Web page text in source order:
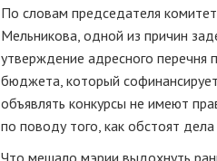
По словам председателя
Мельникова, одной из причин
утверждение адресного перечня
бюджета, который
объявлять конкурсы не имеют
по поводу того, как обстоят дела
Что мешало мэрии выдохнуть